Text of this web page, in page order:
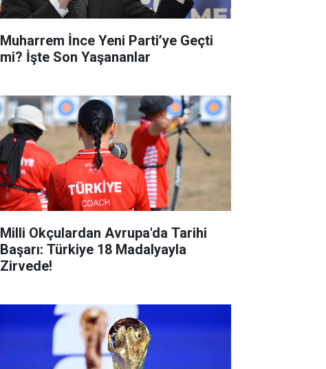
Muharrem İnce Yeni Parti’ye Geçti
mi? İşte Son Yaşananlar
Milli Okçulardan Avrupa'da Tarihi
Başarı: Türkiye 18 Madalyayla
Zirvede!